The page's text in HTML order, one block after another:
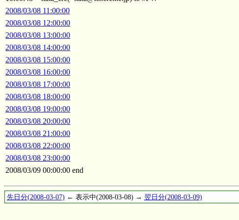
2008/03/08 11:00:00
2008/03/08 12:00:00
2008/03/08 13:00:00
2008/03/08 14:00:00
2008/03/08 15:00:00
2008/03/08 16:00:00
2008/03/08 17:00:00
2008/03/08 18:00:00
2008/03/08 19:00:00
2008/03/08 20:00:00
2008/03/08 21:00:00
2008/03/08 22:00:00
2008/03/08 23:00:00
2008/03/09 00:00:00 end
先日分(2008-03-07) ← 表示中(2008-03-08) → 翌日分(2008-03-09)